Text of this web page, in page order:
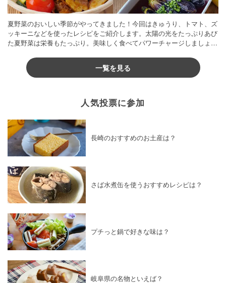
夏野菜のおいしい季節がやってきました！今回はきゅうり、トマト、ズ
ッキーニなどを使ったレシピをご紹介します。太陽の光をたっぷりあび
た夏野菜は栄養もたっぷり。美味しく食べてパワーチャージしましょう
一覧を見る
人気投票に参加
長崎のおすすめのお土産は？
さば水煮缶を使うおすすめレシピは？
プチっと鍋で好きな味は？
岐阜県の名物といえば？